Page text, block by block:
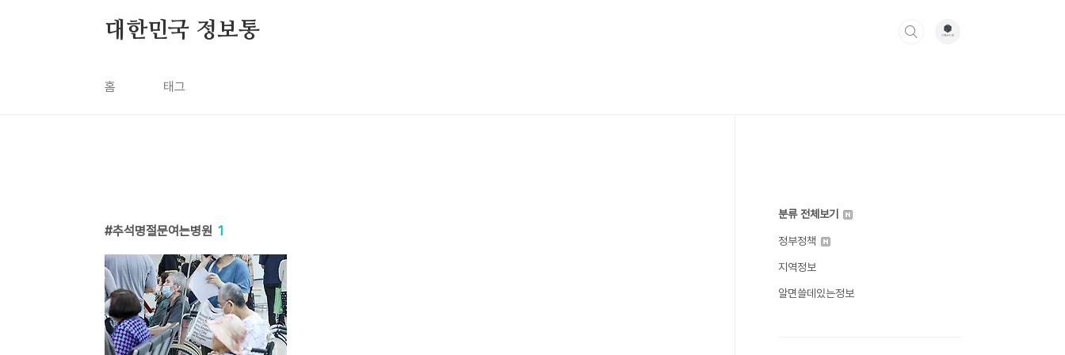
대한민국 정보통
홈 태그
추석명절문여는병원 1
분류 전체보기
정부정책
지역정보
알면쓸데있는정보